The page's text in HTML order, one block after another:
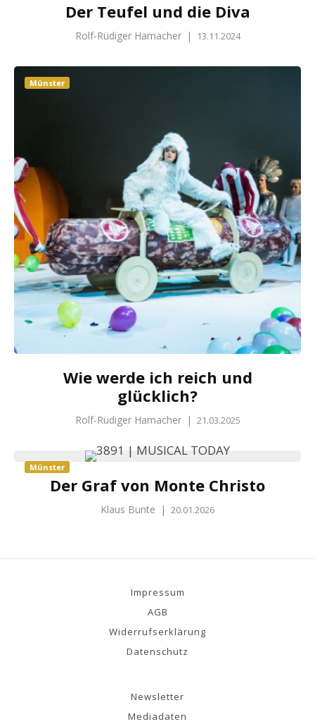
Der Teufel und die Diva
Rolf-Rüdiger Hamacher | 13.11.2024
Münster
Wie werde ich reich und
glücklich?
Rolf-Rüdiger Hamacher | 21.03.2025
Münster
Der Graf von Monte Christo
Klaus Bunte | 20.01.2026
Impressum
AGB
Widerrufserklärung
Datenschutz
Newsletter
Mediadaten